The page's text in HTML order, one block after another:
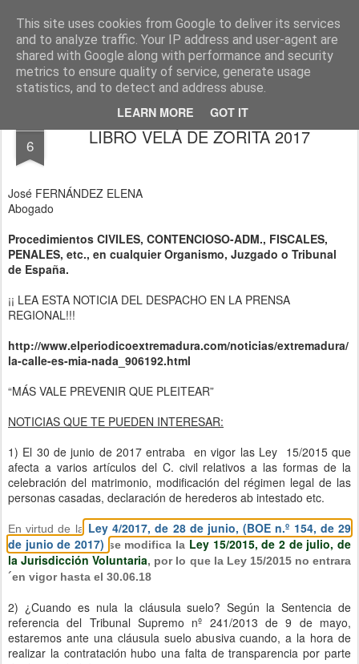
This site uses cookies from Google to deliver its services
and to analyze traffic. Your IP address and user-agent are
shared with Google along with performance and security
metrics to ensure quality of service, generate usage
statistics, and to detect and address abuse.
LEARN MORE GOT IT
J. FERNÁNDEZ ELENA, abogado http://www.josefernandezelena.es
Pages
6 LIBRO VELÁ DE ZORITA 2017
José FERNÁNDEZ ELENA
Abogado
Procedimientos CIVILES, CONTENCIOSO-ADM., FISCALES,
PENALES, etc., en cualquier Organismo, Juzgado o Tribunal
de España.
¡¡ LEA ESTA NOTICIA DEL DESPACHO EN LA PRENSA
REGIONAL!!!
http://www.elperiodicoextremadura.com/noticias/extremadura/
la-calle-es-mia-nada_906192.html
“MÁS VALE PREVENIR QUE PLEITEAR”
NOTICIAS QUE TE PUEDEN INTERESAR:
1) El 30 de junio de 2017 entraba en vigor las Ley 15/2015 que
afecta a varios artículos del C. civil relativos a las formas de la
celebración del matrimonio, modificación del régimen legal de las
personas casadas, declaración de herederos ab intestado etc.
En virtud de la Ley 4/2017, de 28 de junio, (BOE n.º 154, de 29
de junio de 2017) se modifica la Ley 15/2015, de 2 de julio, de
la Jurisdicción Voluntaria, por lo que la Ley 15/2015 no entrara
´en vigor hasta el 30.06.18
2) ¿Cuando es nula la cláusula suelo? Según la Sentencia de
referencia del Tribunal Supremo nº 241/2013 de 9 de mayo,
estaremos ante una cláusula suelo abusiva cuando, a la hora de
realizar la contratación hubo una falta de transparencia por parte